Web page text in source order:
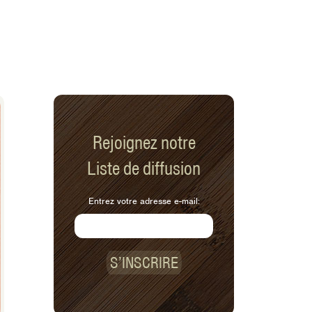
Rejoignez notre
Liste de diffusion
Entrez votre adresse e-mail:
S’INSCRIRE